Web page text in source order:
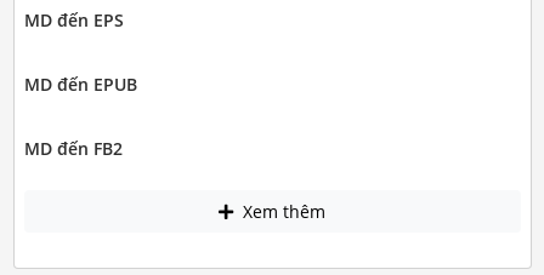
MD đến EPS
MD đến EPUB
MD đến FB2
Xem thêm